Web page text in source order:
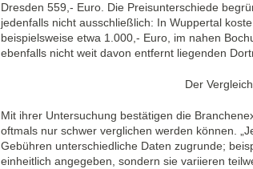
Dresden 559,- Euro. Die Preisunterschiede
jedenfalls nicht ausschließlich: In Wuppertal
beispielsweise etwa 1.000,- Euro, im nahen
ebenfalls nicht weit davon entfernt liegenden
Der
Mit ihrer Untersuchung bestätigen die
oftmals nur schwer verglichen werden können.
Gebühren unterschiedliche Daten zugrunde;
einheitlich angegeben, sondern sie variieren